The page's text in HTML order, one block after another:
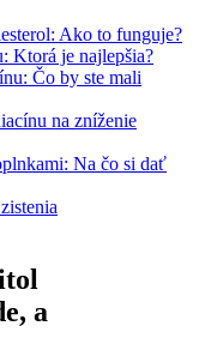
Ako to funguje?
Ktorá je najlepšia?
Čo by ste mali
na zníženie
Na čo si dať
a